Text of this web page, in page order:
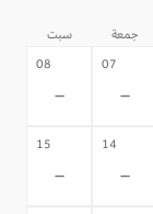
جمعة سبت
07
-
08
-
14
-
15
-